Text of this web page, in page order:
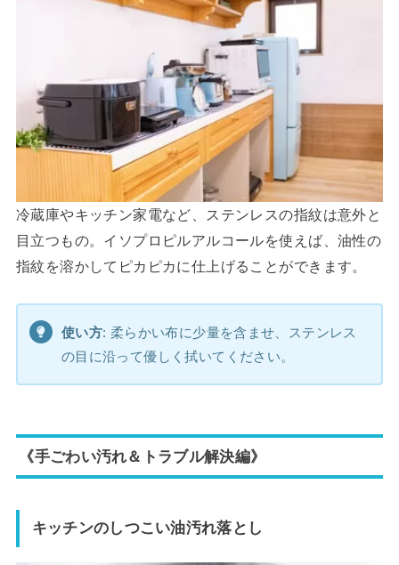
冷蔵庫やキッチン家電など、ステンレスの指紋は意外と
目立つもの。イソプロピルアルコールを使えば、油性の
指紋を溶かしてピカピカに仕上げることができます。
使い方: 柔らかい布に少量を含ませ、ステンレス
の目に沿って優しく拭いてください。
《手ごわい汚れ＆トラブル解決編》
キッチンのしつこい油汚れ落とし